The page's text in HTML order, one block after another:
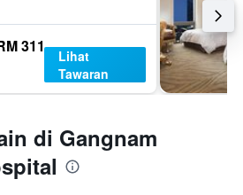
311
Lihat
Tawaran
di Gangnam